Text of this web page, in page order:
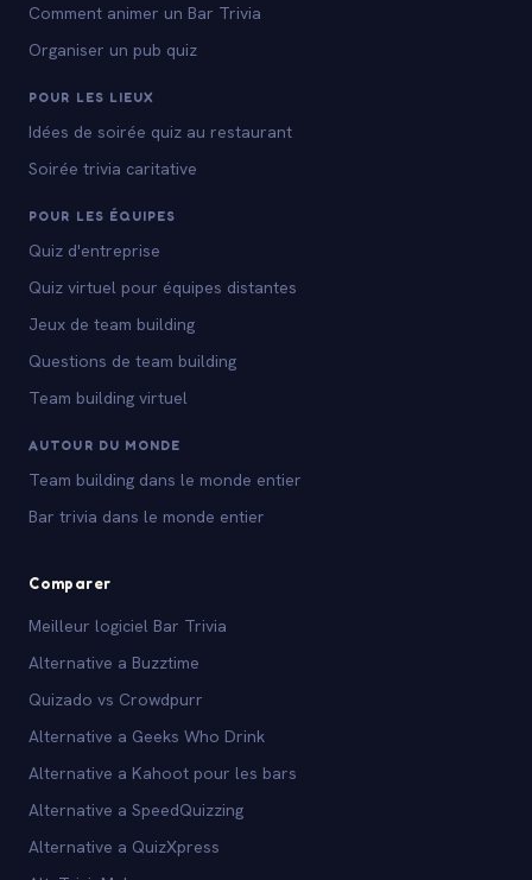
Comment animer un Bar Trivia
Organiser un pub quiz
POUR LES LIEUX
Idées de soirée quiz au restaurant
Soirée trivia caritative
POUR LES ÉQUIPES
Quiz d'entreprise
Quiz virtuel pour équipes distantes
Jeux de team building
Questions de team building
Team building virtuel
AUTOUR DU MONDE
Team building dans le monde entier
Bar trivia dans le monde entier
Comparer
Meilleur logiciel Bar Trivia
Alternative a Buzztime
Quizado vs Crowdpurr
Alternative a Geeks Who Drink
Alternative a Kahoot pour les bars
Alternative a SpeedQuizzing
Alternative a QuizXpress